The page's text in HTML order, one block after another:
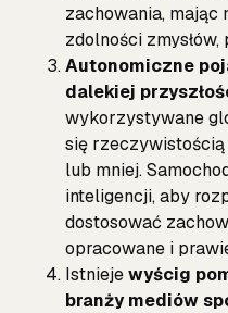
zachowania, mając
zdolności
Autonomiczne
dalekiej
wykorzystywane
się
lub mniej.
inteligencji, aby
dostosować
opracowane i
Istniejewyścig
branży mediów